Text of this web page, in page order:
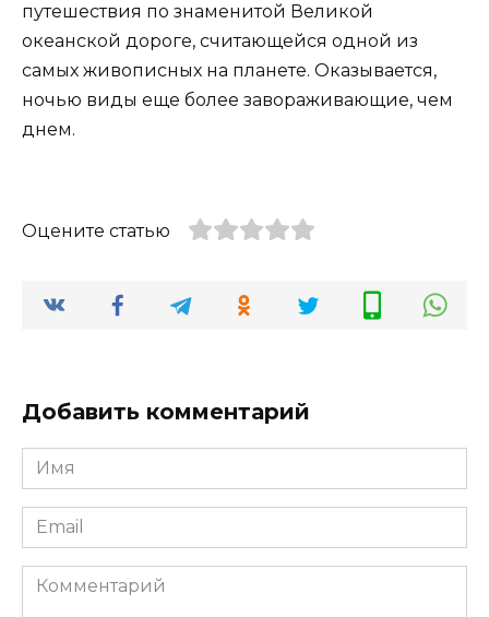
путешествия по знаменитой Великой
океанской дороге, считающейся одной из
самых живописных на планете. Оказывается,
ночью виды еще более завораживающие, чем
днем.
Оцените статью
Добавить комментарий
Имя
*
Email
*
Комментарий